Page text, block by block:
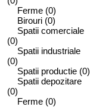
Ferme (0)
Birouri (0)
Spatii comerciale
(0)
Spatii industriale
(0)
Spatii productie (0)
Spatii depozitare
(0)
Ferme (0)